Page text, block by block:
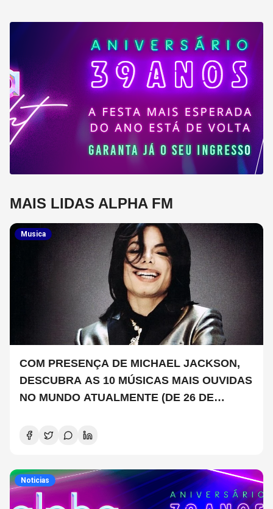
MAIS LIDAS ALPHA FM
Musica
COM PRESENÇA DE MICHAEL JACKSON,
DESCUBRA AS 10 MÚSICAS MAIS OUVIDAS
NO MUNDO ATUALMENTE (DE 26 DE
Noticias